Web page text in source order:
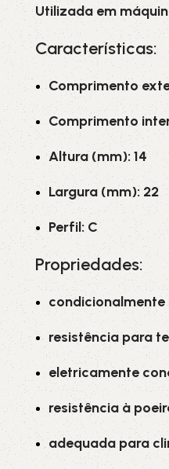
Utilizada em
Características:
Comprimento
Comprimento
Altura (mm): 14
Largura (mm): 22
Perfil: C
Propriedades:
condicionalmente
resistência para
eletricamente
resistência à
adequada para